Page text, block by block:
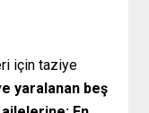
için taziye
yaralanan beş